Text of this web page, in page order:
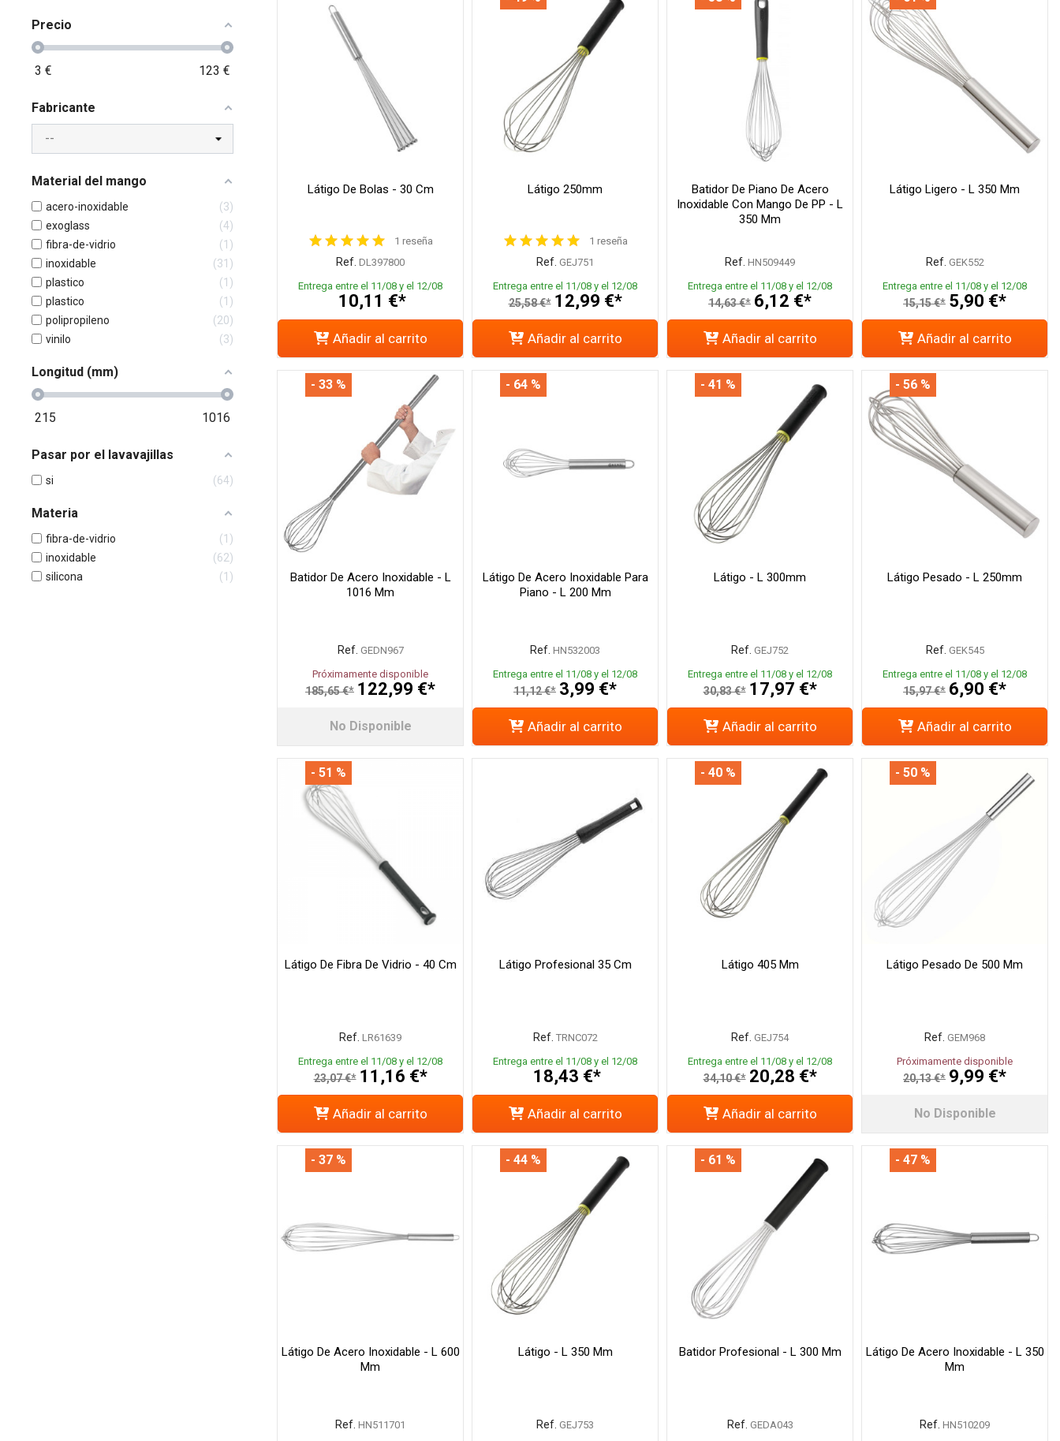
Precio
3 € 123 €
Fabricante
Material del mango
acero-inoxidable
3
exoglass
4
fibra-de-vidrio
1
inoxidable
31
plastico
1
plastico
1
polipropileno
20
vinilo
3
Longitud (mm)
215 1016
Pasar por el lavavajillas
si 64
Materia
fibra-de-vidrio
1
inoxidable
62
silicona
1
Látigo De Bolas - 30 Cm
1 reseña
Ref. DL397800
Entrega entre el 11/08 y el 12/08
10,11 €*
Añadir al carrito
Látigo 250mm
1 reseña
Ref. GEJ751
Entrega entre el 11/08 y el 12/08
25,58 €* 12,99 €*
Añadir al carrito
Batidor De Piano De Acero
Inoxidable Con Mango De PP - L
350 Mm
Ref. HN509449
Entrega entre el 11/08 y el 12/08
14,63 €* 6,12 €*
Añadir al carrito
Látigo Ligero - L 350 Mm
Ref. GEK552
Entrega entre el 11/08 y el 12/08
15,15 €* 5,90 €*
Añadir al carrito
Batidor De Acero Inoxidable - L
1016 Mm
Ref. GEDN967
Próximamente disponible
185,65 €* 122,99 €*
- 33 %
No Disponible
Látigo De Acero Inoxidable Para
Piano - L 200 Mm
Ref. HN532003
Entrega entre el 11/08 y el 12/08
11,12 €* 3,99 €*
- 64 %
Añadir al carrito
Látigo - L 300mm
Ref. GEJ752
Entrega entre el 11/08 y el 12/08
30,83 €* 17,97 €*
- 41 %
Añadir al carrito
Látigo Pesado - L 250mm
Ref. GEK545
Entrega entre el 11/08 y el 12/08
15,97 €* 6,90 €*
- 56 %
Añadir al carrito
Látigo De Fibra De Vidrio - 40 Cm
Ref. LR61639
Entrega entre el 11/08 y el 12/08
23,07 €* 11,16 €*
- 51 %
Añadir al carrito
Látigo Profesional 35 Cm
Ref. TRNC072
Entrega entre el 11/08 y el 12/08
18,43 €*
Añadir al carrito
Látigo 405 Mm
Ref. GEJ754
Entrega entre el 11/08 y el 12/08
34,10 €* 20,28 €*
- 40 %
Añadir al carrito
Látigo Pesado De 500 Mm
Ref. GEM968
Próximamente disponible
20,13 €* 9,99 €*
- 50 %
No Disponible
Látigo De Acero Inoxidable - L 600
Mm
Ref. HN511701
- 37 %
Látigo - L 350 Mm
Ref. GEJ753
- 44 %
Batidor Profesional - L 300 Mm
Ref. GEDA043
- 61 %
Látigo De Acero Inoxidable - L 350
Mm
Ref. HN510209
- 47 %